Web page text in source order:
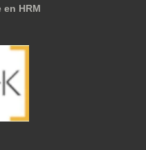
HRM